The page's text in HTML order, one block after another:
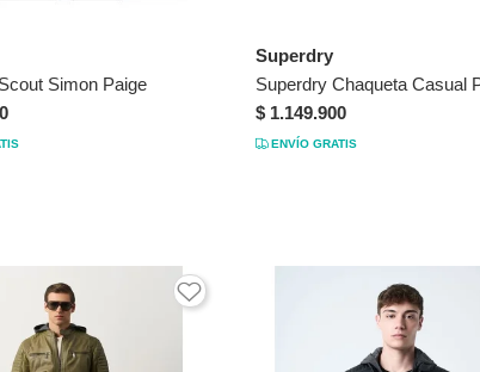
Simon Paige
Superdry
$ 1.149.900
ENVÍO GRATIS